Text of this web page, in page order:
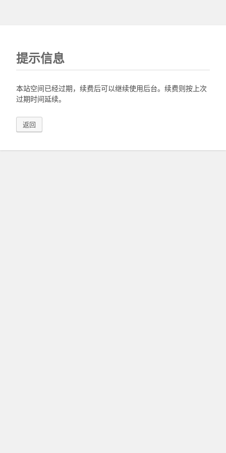
提示信息
本站空间已经过期，续费后可以继续使用后台。续费则按上次
过期时间延续。
返回